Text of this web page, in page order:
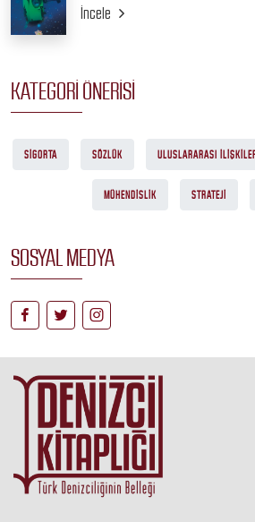
İncele
KATEGORI ÖNERISI
SIGORTA SÖZLÜK ULUSLARARASI
MÜHENDISLIK STRATEJI
SOSYAL MEDYA